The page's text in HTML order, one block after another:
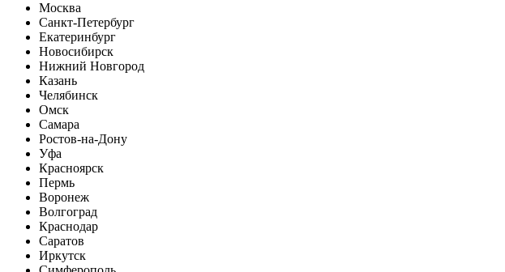
Москва
Санкт-Петербург
Екатеринбург
Новосибирск
Нижний Новгород
Казань
Челябинск
Омск
Самара
Ростов-на-Дону
Уфа
Красноярск
Пермь
Воронеж
Волгоград
Краснодар
Саратов
Иркутск